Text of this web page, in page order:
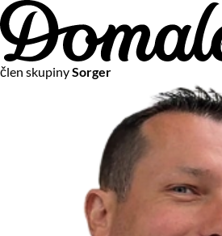
člen skupinySorger
Na vašom súkromí nám záleží
Chceme vám neustále poskytovať tie
Vzhľadom k platnej legislatíve od vás
s používaním súborov cookies.
Viac o personalizácii a meraní
Aby sme vedeli, čo sa deje na
vám mohli prispôsobiť ponuky na
používame cookies a taktiežslužby
Čo sú cookies?